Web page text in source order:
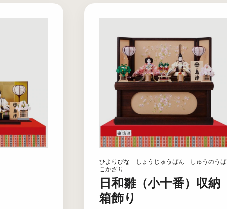
ひよりびな しょうじゅうばん しゅうのうば
こかざり
日和雛（小十番）収納
箱飾り